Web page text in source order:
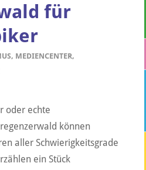
für
, MEDIENCENTER,
oder echte
können
aller Schwierigkeitsgrade
ein Stück